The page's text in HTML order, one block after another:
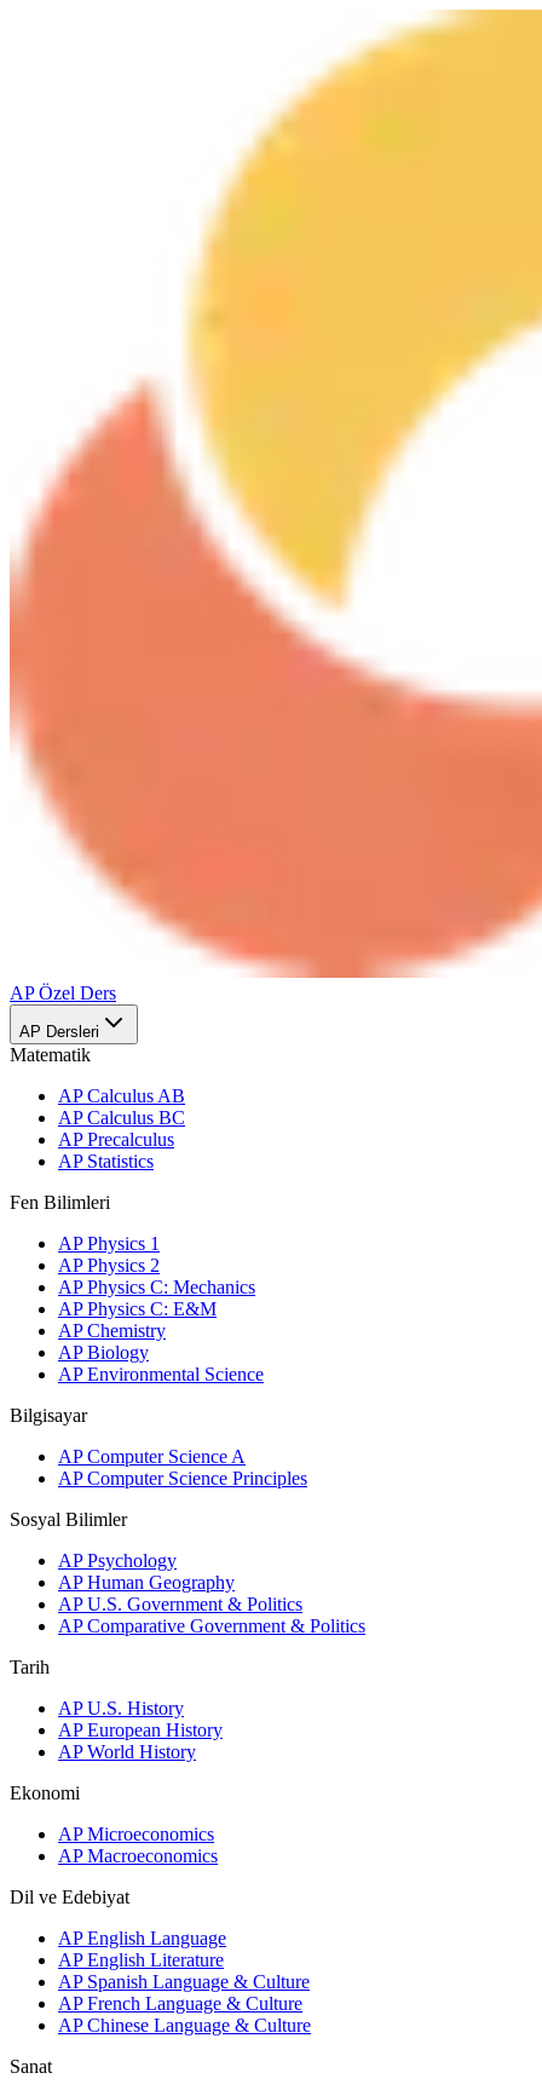
AP Özel Ders
AP Dersleri
Matematik
AP Calculus AB
AP Calculus BC
AP Precalculus
AP Statistics
Fen Bilimleri
AP Physics 1
AP Physics 2
AP Physics C: Mechanics
AP Physics C: E&M
AP Chemistry
AP Biology
AP Environmental Science
Bilgisayar
AP Computer Science A
AP Computer Science Principles
Sosyal Bilimler
AP Psychology
AP Human Geography
AP U.S. Government & Politics
AP Comparative Government & Politics
Tarih
AP U.S. History
AP European History
AP World History
Ekonomi
AP Microeconomics
AP Macroeconomics
Dil ve Edebiyat
AP English Language
AP English Literature
AP Spanish Language & Culture
AP French Language & Culture
AP Chinese Language & Culture
Sanat